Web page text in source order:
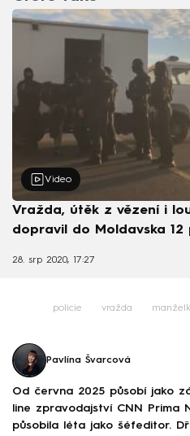
Video
Vražda, útěk z vězení i
dopravil do Moldavska 12
28. srp 2020, 17:27
policie vražda
Pavlína Švarcová
Od června 2025 působí jako
line zpravodajství CNN Prima
působila léta jako šéfeditor.